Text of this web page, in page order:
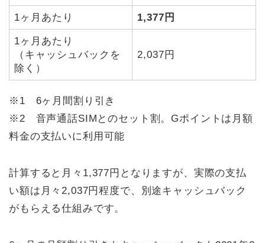
1ヶ月あたり 1,377円
1ヶ月あたり
（キャッシュバックを
除く）
2,037円
※1 6ヶ月間割り引き
※2 音声通話SIMとのセット割。Gポイントは月額
料金の支払いに利用可能
計算すると月々1,377円となりますが、実際の支払
い額は月々2,037円程度で、別途キャッシュバック
がもらえる仕組みです。